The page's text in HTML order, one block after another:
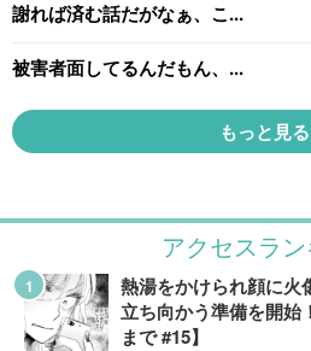
アクセスラ
熱湯をかけられ顔に
立ち向かう準備を開始
まで #15】